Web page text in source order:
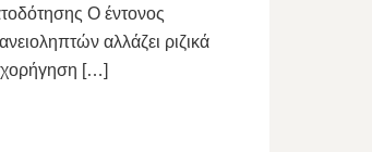
Ο έντονος
αλλάζει ριζικά
χορήγηση […]